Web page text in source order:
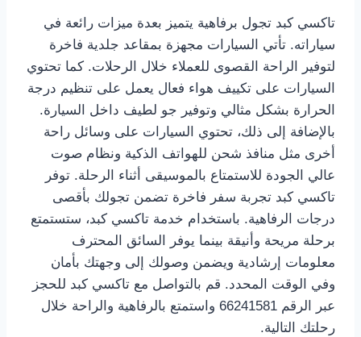
تاكسي كبد تجول برفاهية يتميز بعدة ميزات رائعة في
سياراته. تأتي السيارات مجهزة بمقاعد جلدية فاخرة
لتوفير الراحة القصوى للعملاء خلال الرحلات. كما تحتوي
السيارات على تكييف هواء فعال يعمل على تنظيم درجة
الحرارة بشكل مثالي وتوفير جو لطيف داخل السيارة.
بالإضافة إلى ذلك، تحتوي السيارات على وسائل راحة
أخرى مثل منافذ شحن للهواتف الذكية ونظام صوت
عالي الجودة للاستمتاع بالموسيقى أثناء الرحلة. توفر
تاكسي كبد تجربة سفر فاخرة تضمن تجولك بأقصى
درجات الرفاهية. باستخدام خدمة تاكسي كبد، ستستمتع
برحلة مريحة وأنيقة بينما يوفر السائق المحترف
معلومات إرشادية ويضمن وصولك إلى وجهتك بأمان
وفي الوقت المحدد. قم بالتواصل مع تاكسي كبد للحجز
عبر الرقم 66241581 واستمتع بالرفاهية والراحة خلال
رحلتك التالية.